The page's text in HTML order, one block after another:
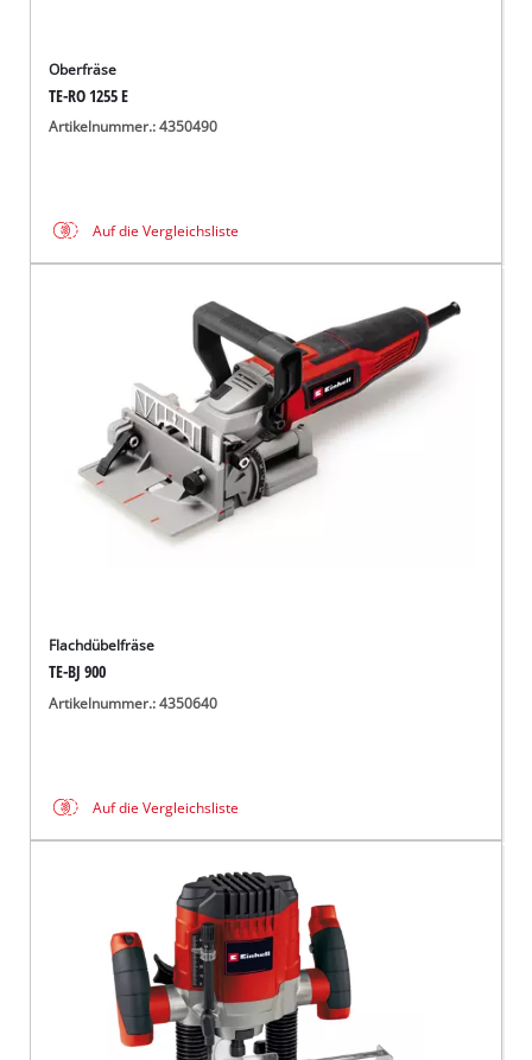
Oberfräse
TE-RO 1255 E
Artikelnummer.: 4350490
Auf die Vergleichsliste
Flachdübelfräse
TE-BJ 900
Artikelnummer.: 4350640
Auf die Vergleichsliste